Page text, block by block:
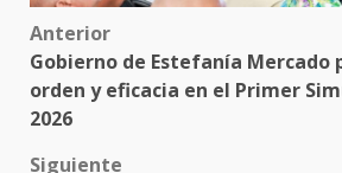
Post
navigation
Anterior
Gobierno de Estefanía Mercado
orden y eficacia en el Primer
2026
Siguiente